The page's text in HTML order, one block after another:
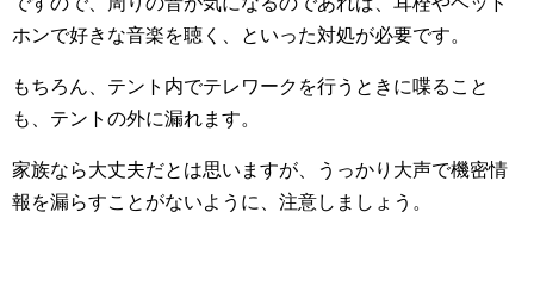
ホンで好きな音楽を聴く、といった対処が必要です。
もちろん、テント内でテレワークを行うときに喋ること
も、テントの外に漏れます。
家族なら大丈夫だとは思いますが、うっかり大声で機密情
報を漏らすことがないように、注意しましょう。